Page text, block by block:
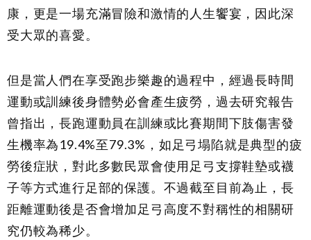
康，更是一場充滿冒險和激情的人生饗宴，因此深
受大眾的喜愛。
但是當人們在享受跑步樂趣的過程中，經過長時間
運動或訓練後身體勢必會產生疲勞，過去研究報告
曾指出，長跑運動員在訓練或比賽期間下肢傷害發
生機率為19.4%至79.3% ，如足弓塌陷就是典型的疲
勞後症狀，對此多數民眾會使用足弓支撐鞋墊或襪
子等方式進行足部的保護。不過截至目前為止，長
距離運動後是否會增加足弓高度不對稱性的相關研
究仍較為稀少。